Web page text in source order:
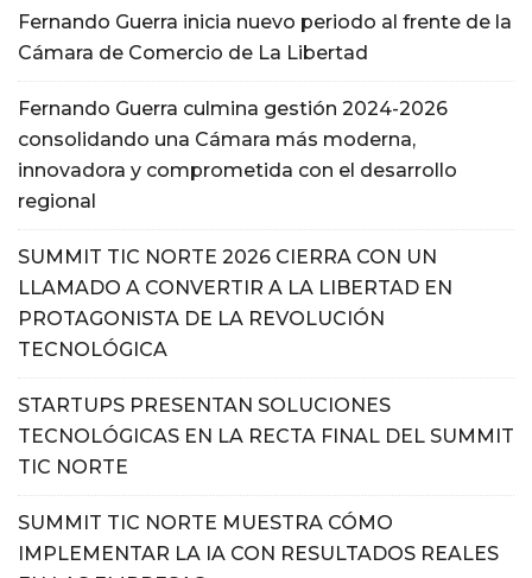
Fernando Guerra inicia nuevo periodo al frente de la
Cámara de Comercio de La Libertad
Fernando Guerra culmina gestión 2024-2026
consolidando una Cámara más moderna,
innovadora y comprometida con el desarrollo
regional
SUMMIT TIC NORTE 2026 CIERRA CON UN
LLAMADO A CONVERTIR A LA LIBERTAD EN
PROTAGONISTA DE LA REVOLUCIÓN
TECNOLÓGICA
STARTUPS PRESENTAN SOLUCIONES
TECNOLÓGICAS EN LA RECTA FINAL DEL SUMMIT
TIC NORTE
SUMMIT TIC NORTE MUESTRA CÓMO
IMPLEMENTAR LA IA CON RESULTADOS REALES